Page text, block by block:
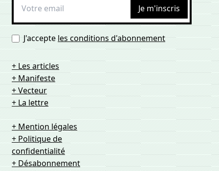
Je m'inscris
J'accepteles conditions d'abonnement
+ Les articles
+ Manifeste
+ Vecteur
+ La lettre
+ Mention légales
+ Politique de
confidentialité
+ Désabonnement